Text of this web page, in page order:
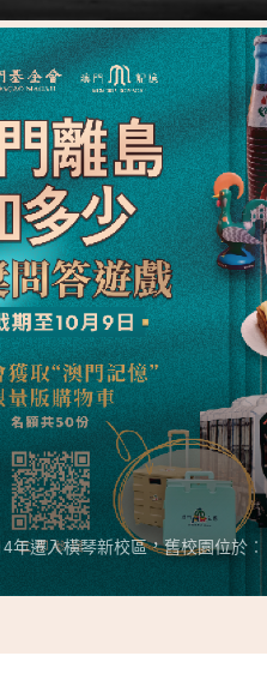
年遷入橫琴新校區，舊校園位於︰